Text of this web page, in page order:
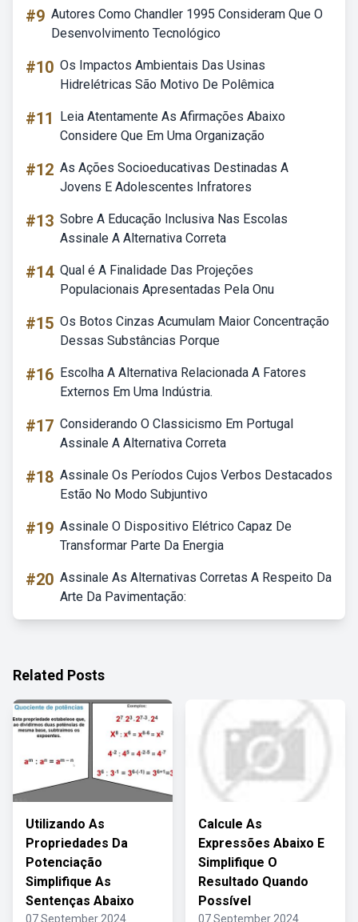
#9 Autores Como Chandler 1995 Consideram Que O
Desenvolvimento Tecnológico
#10 Os Impactos Ambientais Das Usinas
Hidrelétricas São Motivo De Polêmica
#11
Leia Atentamente As Afirmações Abaixo
Considere Que Em Uma Organização
#12 As Ações Socioeducativas Destinadas A
Jovens E Adolescentes Infratores
#13 Sobre A Educação Inclusiva Nas Escolas
Assinale A Alternativa Correta
#14 Qual é A Finalidade Das Projeções
Populacionais Apresentadas Pela Onu
#15 Os Botos Cinzas Acumulam Maior Concentração
Dessas Substâncias Porque
#16 Escolha A Alternativa Relacionada A Fatores
Externos Em Uma Indústria.
#17 Considerando O Classicismo Em Portugal
Assinale A Alternativa Correta
#18 Assinale Os Períodos Cujos Verbos Destacados
Estão No Modo Subjuntivo
#19 Assinale O Dispositivo Elétrico Capaz De
Transformar Parte Da Energia
#20 Assinale As Alternativas Corretas A Respeito Da
Arte Da Pavimentação:
Related Posts
Utilizando As
Propriedades Da
Potenciação
Simplifique As
Sentenças Abaixo
07 September 2024
Calcule As
Expressões Abaixo E
Simplifique O
Resultado Quando
Possível
07 September 2024